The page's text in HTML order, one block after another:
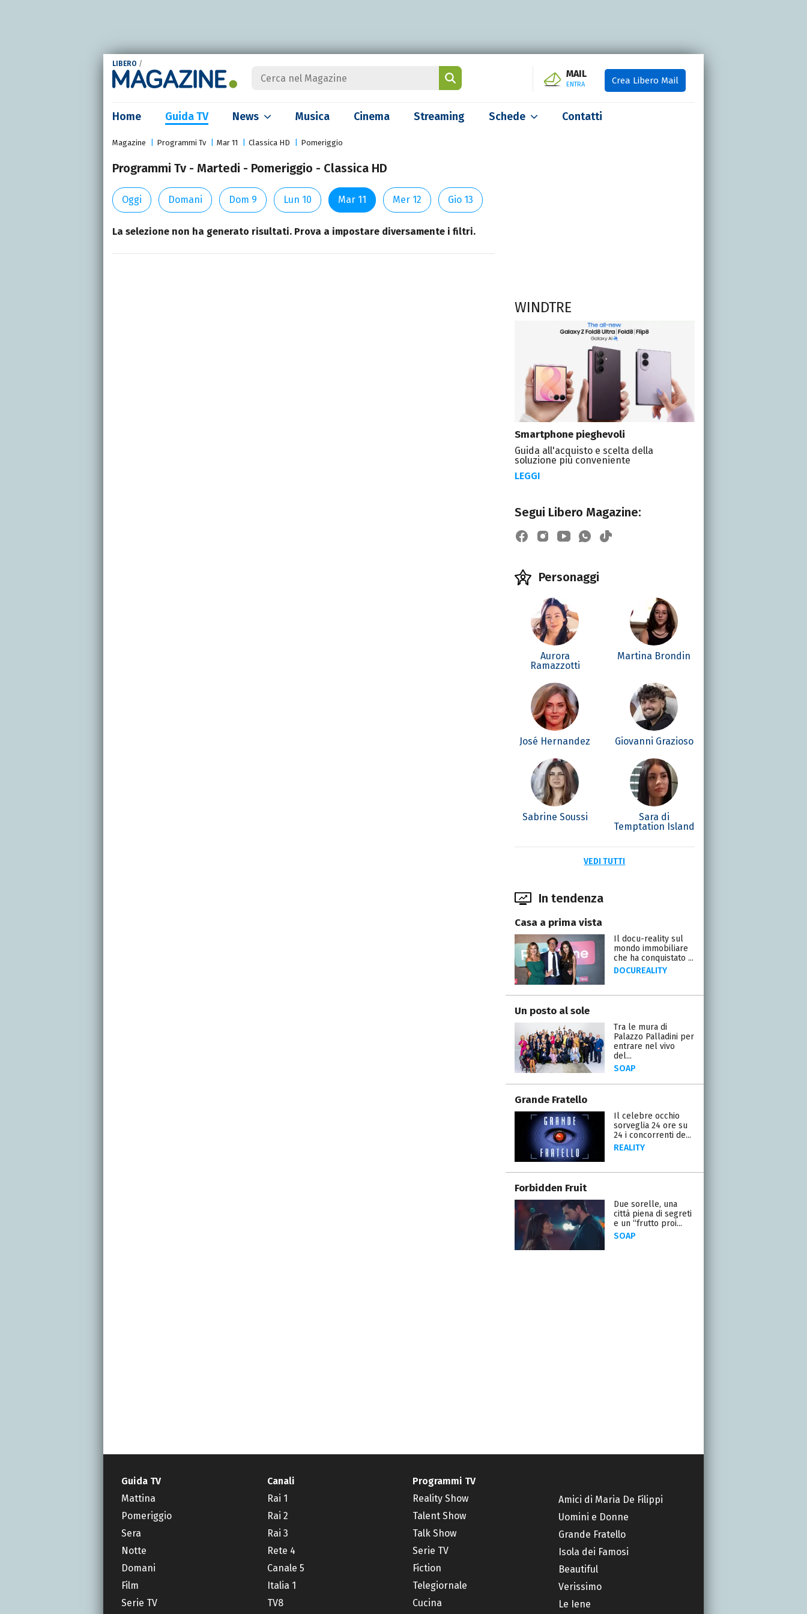
LIBERO /
MAIL
ENTRA Crea Libero Mail
Home Guida TV News Musica Cinema Streaming Schede Contatti
Magazine Programmi Tv Mar 11 Classica HD Pomeriggio
Programmi Tv - Martedi - Pomeriggio - Classica HD
Oggi Domani Dom 9 Lun 10 Mar 11 Mer 12 Gio 13
La selezione non ha generato risultati. Prova a impostare diversamente i filtri.
WINDTRE
Smartphone pieghevoli
Guida all'acquisto e scelta della
soluzione più conveniente
LEGGI
Segui Libero Magazine:
Personaggi
Aurora
Ramazzotti
Martina Brondin
José Hernandez Giovanni Grazioso
Sabrine Soussi
Sara di
Temptation Island
VEDI TUTTI
In tendenza
Casa a prima vista
Il docu-reality sul
mondo immobiliare
che ha conquistato ...
DOCUREALITY
Un posto al sole
Tra le mura di
Palazzo Palladini per
entrare nel vivo
del...
SOAP
Grande Fratello
Il celebre occhio
sorveglia 24 ore su
24 i concorrenti de...
REALITY
Forbidden Fruit
Due sorelle, una
città piena di segreti
e un “frutto proi...
SOAP
Guida TV
Mattina
Pomeriggio
Sera
Notte
Domani
Film
Serie TV
Canali
Rai 1
Rai 2
Rai 3
Rete 4
Canale 5
Italia 1
TV8
Programmi TV
Reality Show
Talent Show
Talk Show
Serie TV
Fiction
Telegiornale
Cucina
Amici di Maria De Filippi
Uomini e Donne
Grande Fratello
Isola dei Famosi
Beautiful
Verissimo
Le Iene